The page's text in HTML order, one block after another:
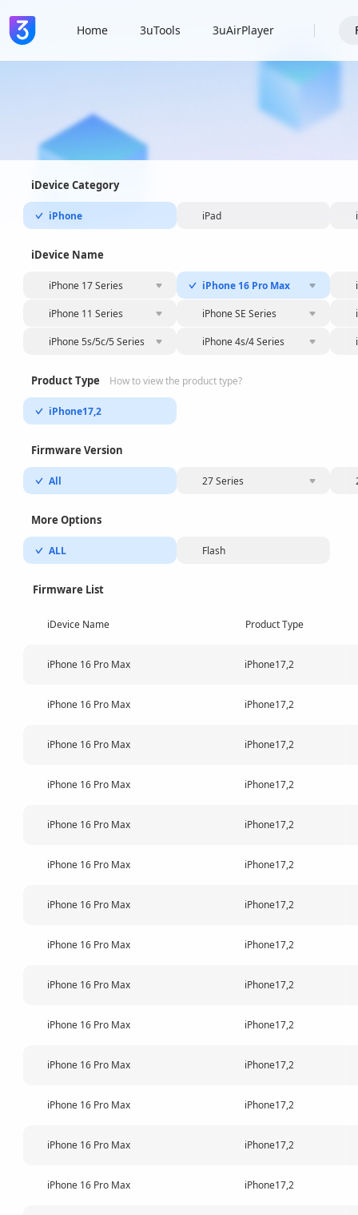
Home 3uTools 3uAirPlayer
iDevice Category
iPhone iPad
iDevice Name
iPhone 17 Series iPhone 16 Pro Max
iPhone 11 Series iPhone SE Series
iPhone 5s/5c/5 Series iPhone 4s/4 Series
Product Type How to view the product type?
iPhone17,2
Firmware Version
All 27 Series
More Options
ALL Flash
Firmware List
iDevice Name Product Type
iPhone 16 Pro Max iPhone17,2
iPhone 16 Pro Max iPhone17,2
iPhone 16 Pro Max iPhone17,2
iPhone 16 Pro Max iPhone17,2
iPhone 16 Pro Max iPhone17,2
iPhone 16 Pro Max iPhone17,2
iPhone 16 Pro Max iPhone17,2
iPhone 16 Pro Max iPhone17,2
iPhone 16 Pro Max iPhone17,2
iPhone 16 Pro Max iPhone17,2
iPhone 16 Pro Max iPhone17,2
iPhone 16 Pro Max iPhone17,2
iPhone 16 Pro Max iPhone17,2
iPhone 16 Pro Max iPhone17,2